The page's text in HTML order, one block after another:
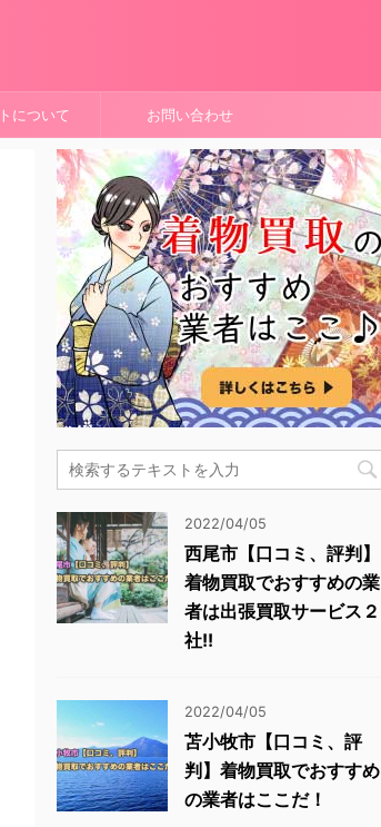
について お問い合わせ
2022/04/05
西尾市【口コミ、評判】
着物買取でおすすめの業
者は出張買取サービス２
社!!
2022/04/05
苫小牧市【口コミ、評
判】着物買取でおすすめ
の業者はここだ！